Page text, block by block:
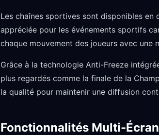
Les chaînes sportives sont disponibles en
appréciée pour les événements sportifs
chaque mouvement des joueurs avec une
Grâce à la technologie Anti-Freeze
plus regardés comme la finale de la
la qualité pour maintenir une diffusion
Fonctionnalités Multi-